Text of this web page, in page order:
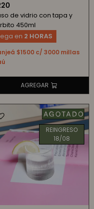
de vidrio con tapa y
450ml
$1500 c/ 3000 millas
en 2 HORAS
REINGRESO
18/08